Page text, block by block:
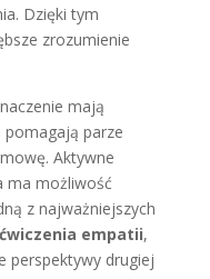
Dzięki tym
zrozumienie
mają
pomagają parze
Aktywne
ma możliwość
z najważniejszych
ćwiczenia empatii,
perspektywy drugiej